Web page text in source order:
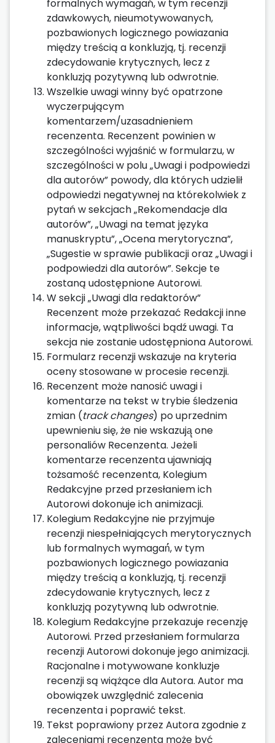
formalnych wymagań, w tym recenzji
zdawkowych, nieumotywowanych,
pozbawionych logicznego powiazania
między treścią a konkluzją, tj. recenzji
zdecydowanie krytycznych, lecz z
konkluzją pozytywną lub odwrotnie.
Wszelkie uwagi winny być opatrzone
wyczerpującym
komentarzem/uzasadnieniem
recenzenta. Recenzent powinien w
szczególności wyjaśnić w formularzu, w
szczególności w polu „Uwagi i podpowiedzi
dla autorów” powody, dla których udzielił
odpowiedzi negatywnej na którekolwiek z
pytań w sekcjach „Rekomendacje dla
autorów”, „Uwagi na temat języka
manuskryptu”, „Ocena merytoryczna”,
„Sugestie w sprawie publikacji oraz „Uwagi i
podpowiedzi dla autorów”. Sekcje te
zostaną udostępnione Autorowi.
W sekcji „Uwagi dla redaktorów”
Recenzent może przekazać Redakcji inne
informacje, wątpliwości bądź uwagi. Ta
sekcja nie zostanie udostępniona Autorowi.
Formularz recenzji wskazuje na kryteria
oceny stosowane w procesie recenzji.
Recenzent może nanosić uwagi i
komentarze na tekst w trybie śledzenia
zmian (track changes) po uprzednim
upewnieniu się, że nie wskazują̨ one
personaliów Recenzenta. Jeżeli
komentarze recenzenta ujawniają
tożsamość recenzenta, Kolegium
Redakcyjne przed przesłaniem ich
Autorowi dokonuje ich animizacji.
Kolegium Redakcyjne nie przyjmuje
recenzji niespełniających merytorycznych
lub formalnych wymagań́, w tym
pozbawionych logicznego powiazania
między treścią a konkluzją, tj. recenzji
zdecydowanie krytycznych, lecz z
konkluzją pozytywną lub odwrotnie.
Kolegium Redakcyjne przekazuje recenzję
Autorowi. Przed przesłaniem formularza
recenzji Autorowi dokonuje jego animizacji.
Racjonalne i motywowane konkluzje
recenzji są wiążące dla Autora. Autor ma
obowiązek uwzględnić zalecenia
recenzenta i poprawić tekst.
Tekst poprawiony przez Autora zgodnie z
zaleceniami recenzenta może być